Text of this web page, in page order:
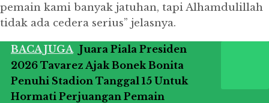
pemain kami banyak jatuhan, tapi Alhamdulillah
tidak ada cedera serius” jelasnya.
BACA JUGA Juara Piala Presiden
2026 Tavarez Ajak Bonek Bonita
Penuhi Stadion Tanggal 15 Untuk
Hormati Perjuangan Pemain